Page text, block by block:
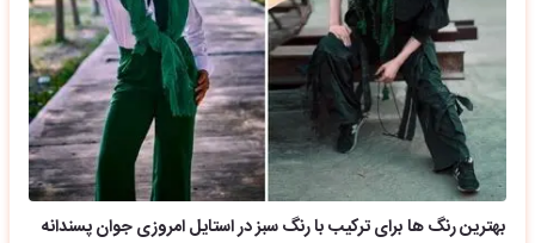
بهترین رنگ ها برای ترکیب با رنگ سبز در استایل امروزی جوان پسندانه